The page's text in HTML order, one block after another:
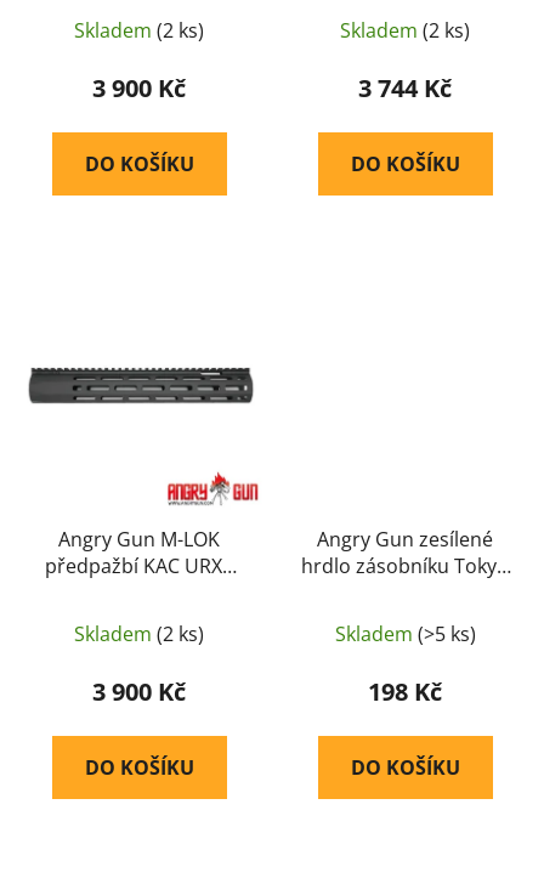
– Černá
Skladem (2 ks)
3 900 Kč
DO KOŠÍKU
Černá
Skladem (2 ks)
3 744 Kč
DO KOŠÍKU
Angry Gun M-LOK
předpažbí KAC URX6
– Černá
Skladem (2 ks)
3 900 Kč
DO KOŠÍKU
Angry Gun zesílené
hrdlo zásobníku Tokyo
Lancer V2 – Černá
Skladem (>5 ks)
198 Kč
DO KOŠÍKU